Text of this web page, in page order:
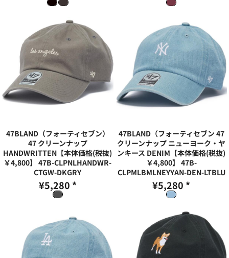
47BLAND（フォーティセブン）
47 クリーンナップ
HANDWRITTEN【本体価格(税抜)
￥4,800】
47B-CLPNLHANDWR-
CTGW-DKGRY
¥5,280 *
47BLAND（フォーティセブン 47
クリーンナップ ニューヨーク・ヤ
ンキース DENIM【本体価格(税抜)
￥4,800】 47B-
CLPMLBMLNEYYAN-DEN-LTBLU
¥5,280 *